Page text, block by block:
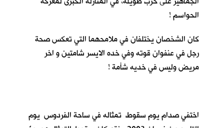
الحواسم !
كان الشخصان يختلفان في ملامحهما التي تعكس صحة
رجل في عنفوان قوته وفي خده الايسر شامتين و اخر
مريض وليس في خديه شأمة !
اختفي صدام يوم سقوط تمثاله في ساحة الفردوس يوم